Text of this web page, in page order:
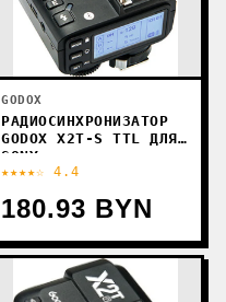
GODOX
РАДИОСИНХРОНИЗАТОР
GODOX X2T-S TTL ДЛЯ
SONY
★★★★☆ 4.4
180.93 BYN